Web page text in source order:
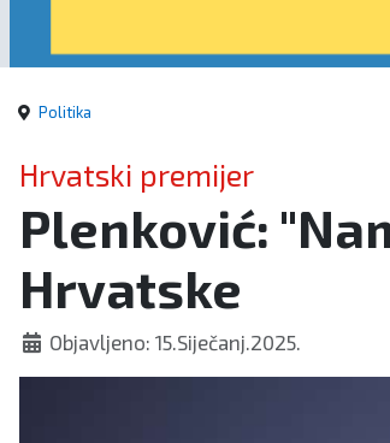
Politika
Hrvatski premijer
Plenković:
Hrvatske
Objavljeno: 15.Siječanj.2025.